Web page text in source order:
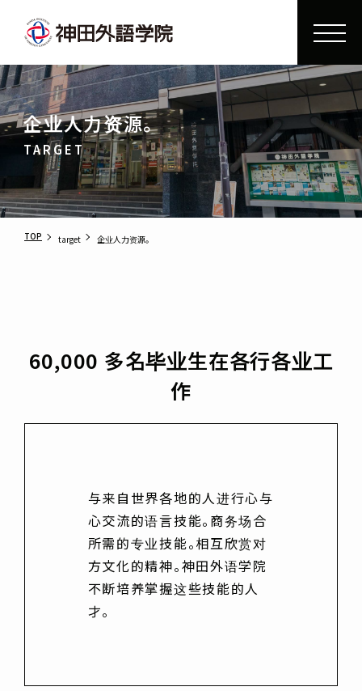
企业人力资源。
TARGET
TOP target 企业人力资源。
60,000 多名毕业生在各行各业工
作
与来自世界各地的人进行心与
心交流的语言技能。商务场合
所需的专业技能。相互欣赏对
方文化的精神。神田外语学院
不断培养掌握这些技能的人
才。